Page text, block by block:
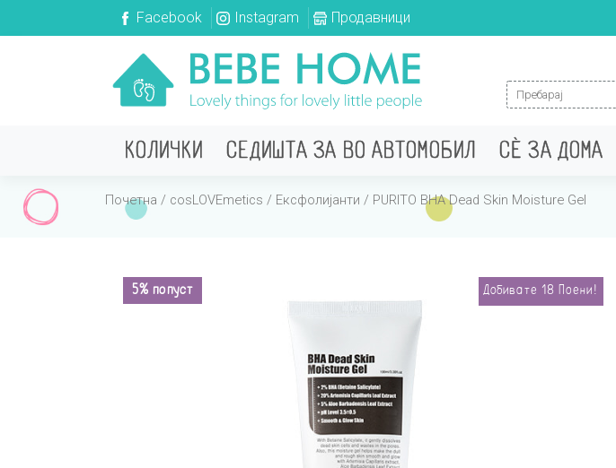
Facebook Instagram Продавници
Search for:
КОЛИЧКИ СЕДИШТА ЗА ВО АВТОМОБИЛ СÈ ЗА ДОМА
Почетна / cosLOVEmetics / Ексфолијанти / PURITO BHA Dead Skin Moisture Gel
5% попуст Добивате 18 Поени!